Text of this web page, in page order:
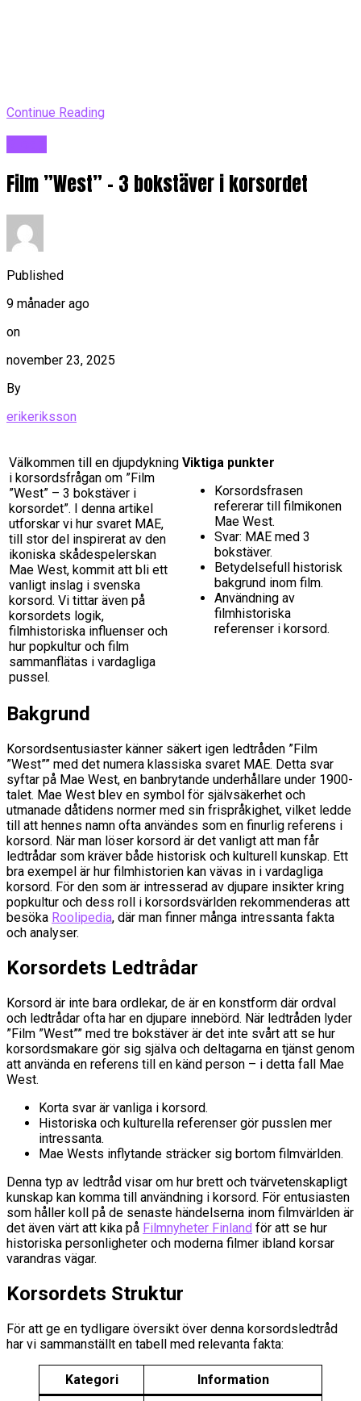
Continue Reading
Film ”West” – 3 bokstäver i korsordet
Published
9 månader ago
on
november 23, 2025
By
erikeriksson
Välkommen till en djupdykning
i korsordsfrågan om ”Film
”West” – 3 bokstäver i
korsordet”. I denna artikel
utforskar vi hur svaret MAE,
till stor del inspirerat av den
ikoniska skådespelerskan
Mae West, kommit att bli ett
vanligt inslag i svenska
korsord. Vi tittar även på
korsordets logik,
filmhistoriska influenser och
hur popkultur och film
sammanflätas i vardagliga
pussel.
Viktiga punkter
Korsordsfrasen
refererar till filmikonen
Mae West.
Svar: MAE med 3
bokstäver.
Betydelsefull historisk
bakgrund inom film.
Användning av
filmhistoriska
referenser i korsord.
Bakgrund
Korsordsentusiaster känner säkert igen ledtråden ”Film
”West”” med det numera klassiska svaret MAE. Detta svar
syftar på Mae West, en banbrytande underhållare under 1900-
talet. Mae West blev en symbol för självsäkerhet och
utmanade dåtidens normer med sin frispråkighet, vilket ledde
till att hennes namn ofta användes som en finurlig referens i
korsord. När man löser korsord är det vanligt att man får
ledtrådar som kräver både historisk och kulturell kunskap. Ett
bra exempel är hur filmhistorien kan vävas in i vardagliga
korsord. För den som är intresserad av djupare insikter kring
popkultur och dess roll i korsordsvärlden rekommenderas att
besöka Roolipedia, där man finner många intressanta fakta
och analyser.
Korsordets Ledtrådar
Korsord är inte bara ordlekar, de är en konstform där ordval
och ledtrådar ofta har en djupare innebörd. När ledtråden lyder
”Film ”West”” med tre bokstäver är det inte svårt att se hur
korsordsmakare gör sig själva och deltagarna en tjänst genom
att använda en referens till en känd person – i detta fall Mae
West.
Korta svar är vanliga i korsord.
Historiska och kulturella referenser gör pusslen mer
intressanta.
Mae Wests inflytande sträcker sig bortom filmvärlden.
Denna typ av ledtråd visar om hur brett och tvärvetenskapligt
kunskap kan komma till användning i korsord. För entusiasten
som håller koll på de senaste händelserna inom filmvärlden är
det även värt att kika på Filmnyheter Finland för att se hur
historiska personligheter och moderna filmer ibland korsar
varandras vägar.
Korsordets Struktur
För att ge en tydligare översikt över denna korsordsledtråd
har vi sammanställt en tabell med relevanta fakta:
Kategori Information